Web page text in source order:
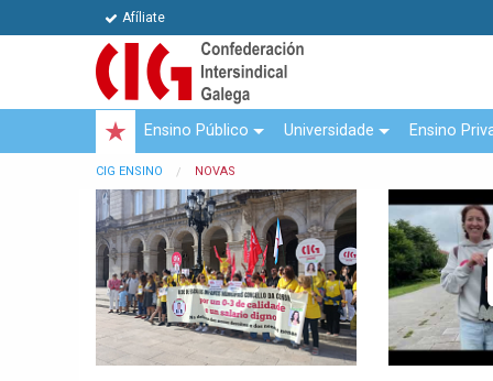
Afíliate
Ensino Público Universidade Ensino
CIG ENSINO NOVAS